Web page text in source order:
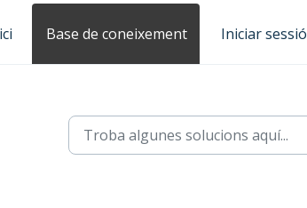
Base de coneixement Iniciar sessió